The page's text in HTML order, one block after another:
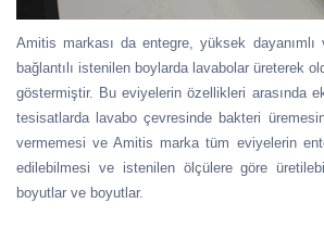
Amitis markası da entegre, yüksek
bağlantılı istenilen boylarda lavabolar üreterek
göstermiştir. Bu eviyelerin özellikleri arasında
tesisatlarda lavabo çevresinde bakteri
vermemesi ve Amitis marka tüm eviyelerin
edilebilmesi ve istenilen ölçülere göre
boyutlar ve boyutlar.